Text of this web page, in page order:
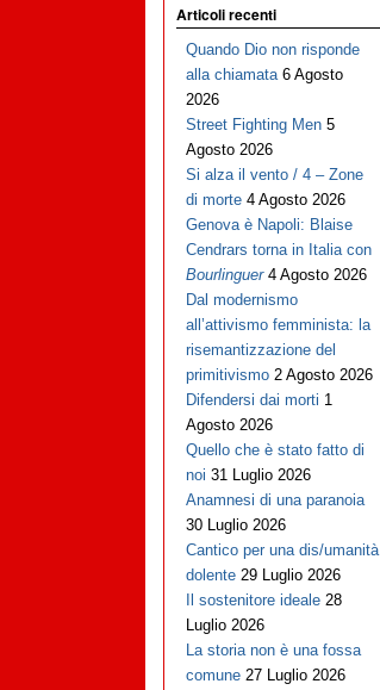
Articoli recenti
Quando Dio non risponde
alla chiamata 6 Agosto
2026
Street Fighting Men 5
Agosto 2026
Si alza il vento / 4 – Zone
di morte 4 Agosto 2026
Genova è Napoli: Blaise
Cendrars torna in Italia con
Bourlinguer 4 Agosto 2026
Dal modernismo
all’attivismo femminista: la
risemantizzazione del
primitivismo 2 Agosto 2026
Difendersi dai morti 1
Agosto 2026
Quello che è stato fatto di
noi 31 Luglio 2026
Anamnesi di una paranoia
30 Luglio 2026
Cantico per una dis/umanità
dolente 29 Luglio 2026
Il sostenitore ideale 28
Luglio 2026
La storia non è una fossa
comune 27 Luglio 2026